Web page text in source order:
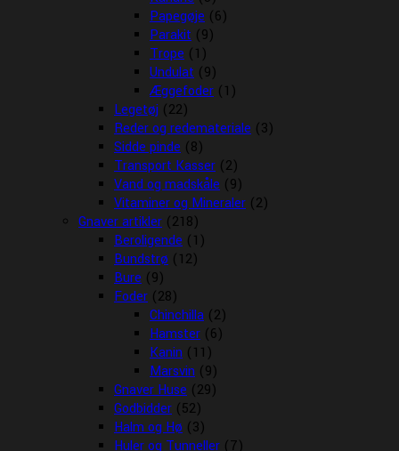
Papegøje (6)
Parakit (9)
Trope (1)
Undulat (9)
Æggefoder (1)
Legetøj (22)
Reder og redemateriale (3)
Sidde pinde (8)
Transport Kasser (2)
Vand og madskåle (9)
Vitaminer og Mineraler (2)
Gnaver artikler (218)
Beroligende (1)
Bundstrø (12)
Bure (9)
Foder (28)
Chinchilla (2)
Hamster (6)
Kanin (11)
Marsvin (9)
Gnaver Huse (29)
Godbidder (52)
Halm og Hø (3)
Huler og Tunneller (7)